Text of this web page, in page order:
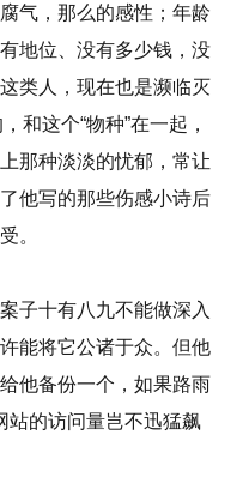
气，那么的感性；年龄
地位、没有多少钱，没
类人，现在也是濒临灭
和这个“物种”在一起，
那种淡淡的忧郁，常让
他写的那些伤感小诗后
。
子十有八九不能做深入
能将它公诸于众。但他
他备份一个，如果路雨
站的访问量岂不迅猛飙